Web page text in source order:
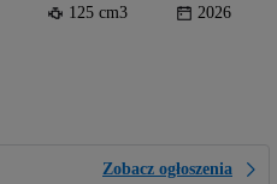
125 cm3 2026
Zobacz ogłoszenia